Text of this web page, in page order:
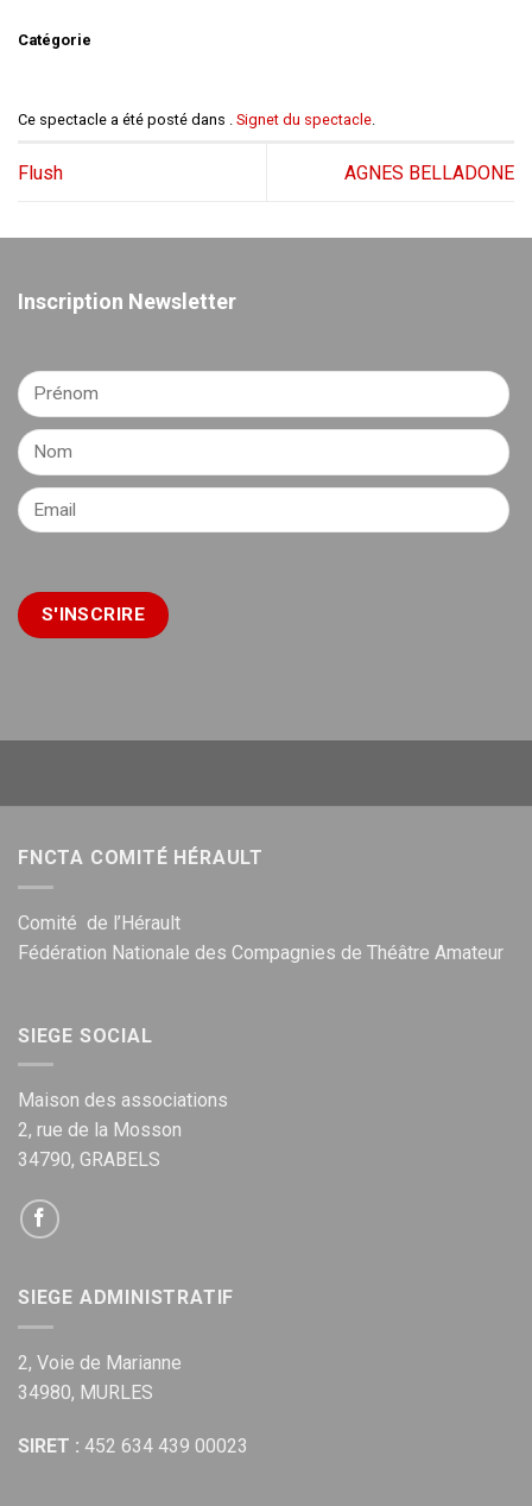
Catégorie
Ce spectacle a été posté dans . Signet du spectacle
Flush AGNES BELLADONE
Inscription Newsletter
FNCTA COMITÉ HÉRAULT
Comité de l’Hérault
Fédération Nationale des Compagnies de Théâtre Amateur
SIEGE SOCIAL
Maison des associations
2, rue de la Mosson
34790, GRABELS
SIEGE ADMINISTRATIF
2, Voie de Marianne
34980, MURLES
SIRET : 452 634 439 00023